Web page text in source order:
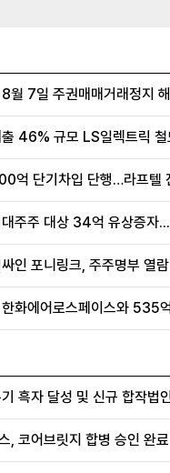
월 7일 주권매매거래정지
46% 규모 LS일렉트릭
억 단기차입 단행…라프텔
주주 대상 34억 유상증자
인 포니링크, 주주명부 열
화에어로스페이스와 535
흑자 달성 및 신규 합작법
, 코어브릿지 합병 승인 완